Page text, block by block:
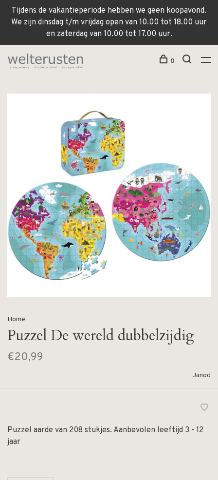
Tijdens de vakantieperiode hebben we geen koopavond.
We zijn dinsdag t/m vrijdag open van 10.00 tot 18.00 uur
en zaterdag van 10.00 tot 17.00 uur.
0
Home
Puzzel De wereld dubbelzijdig
€20,99
Janod
Puzzel aarde van 208 stukjes. Aanbevolen leeftijd 3 - 12
jaar